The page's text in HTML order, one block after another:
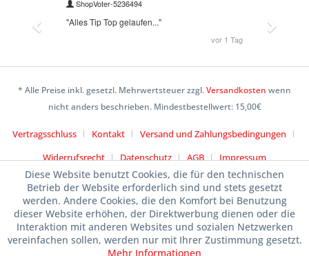
* Alle Preise inkl. gesetzl. Mehrwertsteuer zzgl.Versandkosten wenn
nicht anders beschrieben. Mindestbestellwert: 15,00€
Vertragsschluss Kontakt
Versand und Zahlungsbedingungen
Widerrufsrecht
Datenschutz AGB Impressum
Diese Website benutzt Cookies, die für den technischen
Betrieb der Website erforderlich sind und stets gesetzt
werden. Andere Cookies, die den Komfort bei Benutzung
dieser Website erhöhen, der Direktwerbung dienen oder die
Interaktion mit anderen Websites und sozialen Netzwerken
vereinfachen sollen, werden nur mit Ihrer Zustimmung gesetzt.
Mehr Informationen